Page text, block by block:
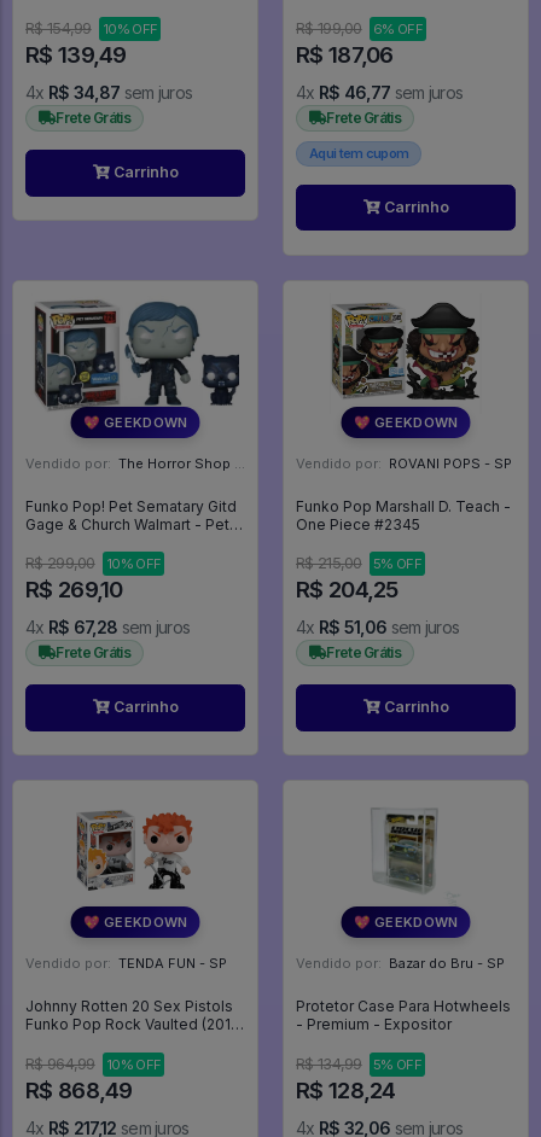
#16
R$ 154,99 10% OFF
R$ 139,49
4x R$ 34,87 sem juros
Frete Grátis
Carrinho
R$ 199,00
6% OFF
R$ 187,06
4x R$ 46,77 sem juros
Frete Grátis
Aqui tem cupom
Carrinho
💖 GEEKDOWN
Vendido por: The Horror Shop - Colecionáveis - MG
Funko Pop! Pet Sematary Gitd
Gage & Church Walmart - Pet
R$ 299,00
10% OFF
R$ 269,10
4x R$ 67,28 sem juros
Frete Grátis
Carrinho
💖 GEEKDOWN
Vendido por: ROVANI POPS - SP
Funko Pop Marshall D. Teach -
One Piece #2345
R$ 215,00 5% OFF
R$ 204,25
4x R$ 51,06 sem juros
Frete Grátis
Carrinho
💖 GEEKDOWN
Vendido por: TENDA FUN - SP
Johnny Rotten 20 Sex Pistols
Funko Pop Rock Vaulted (2012)
#20 - FUNKO POP #20
R$ 964,99 10% OFF
R$ 868,49
4x R$ 217,12 sem juros
💖 GEEKDOWN
Vendido por: Bazar do Bru - SP
Protetor Case Para Hotwheels
- Premium - Expositor
R$ 134,99 5% OFF
R$ 128,24
4x R$ 32,06 sem juros